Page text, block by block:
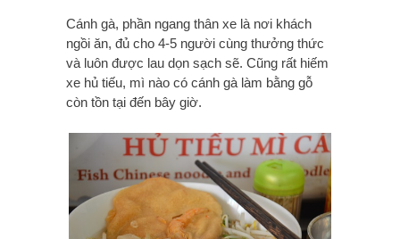
Cánh gà, phần ngang thân xe là nơi khách
ngồi ăn, đủ cho 4-5 người cùng thưởng thức
và luôn được lau dọn sạch sẽ. Cũng rất hiếm
xe hủ tiếu, mì nào có cánh gà làm bằng gỗ
còn tồn tại đến bây giờ.